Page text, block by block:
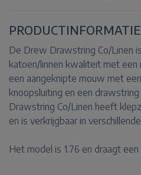
PRODUCTINFORMATIE
De Drew Drawstring Co/Linen
katoen/linnen kwaliteit met
een aangeknipte mouw met
knoopsluiting en een
Drawstring Co/Linen heeft
en is verkrijgbaar in
Het model is 1.76 en draagt een